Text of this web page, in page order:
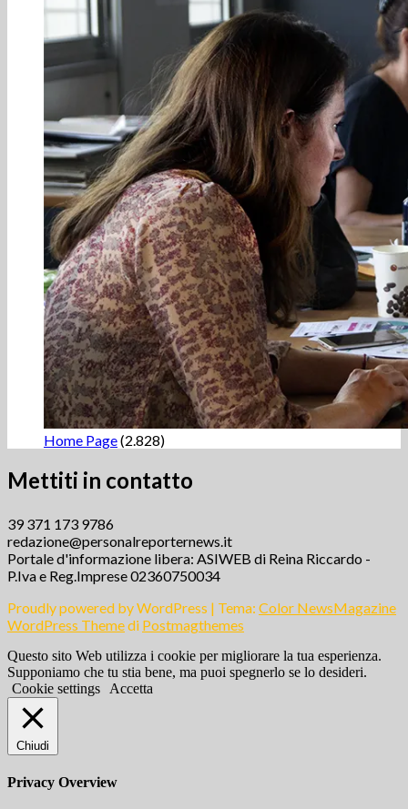
Home Page(2.828)
Mettiti in contatto
39 371 173 9786
redazione@personalreporternews.it
Portale d'informazione libera: ASIWEB di Reina Riccardo -
P.Iva e Reg.Imprese 02360750034
Proudly powered by WordPress | Tema: Color NewsMagazine
WordPress Themedi Postmagthemes
Questo sito Web utilizza i cookie per migliorare la tua esperienza.
Supponiamo che tu stia bene, ma puoi spegnerlo se lo desideri.
Cookie settings
Accetta
Chiudi
Privacy Overview